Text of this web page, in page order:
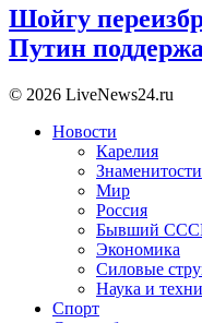
Шойгу
Путин
© 2026 LiveNews24.ru
Новости
Карелия
Знаменитости
Мир
Россия
Бывший
Экономика
Силовые
Наука и
Спорт